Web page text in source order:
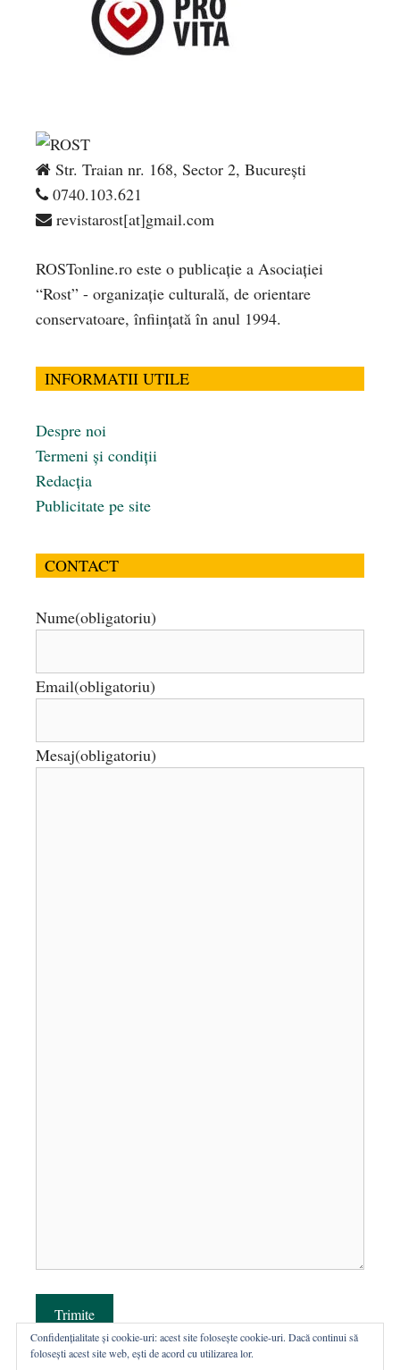
Str. Traian nr. 168, Sector 2, București
0740.103.621
revistarost[at]gmail.com
ROSTonline.ro este o publicaţie a Asociaţiei
“Rost” - organizaţie culturală, de orientare
conservatoare, înfiinţată în anul 1994.
INFORMATII UTILE
Despre noi
Termeni și condiții
Redacția
Publicitate pe site
CONTACT
Nume(obligatoriu)
Email(obligatoriu)
Mesaj(obligatoriu)
Trimite
Confidențialitate și cookie-uri: acest site folosește cookie-uri. Dacă continui să
folosești acest site web, ești de acord cu utilizarea lor.